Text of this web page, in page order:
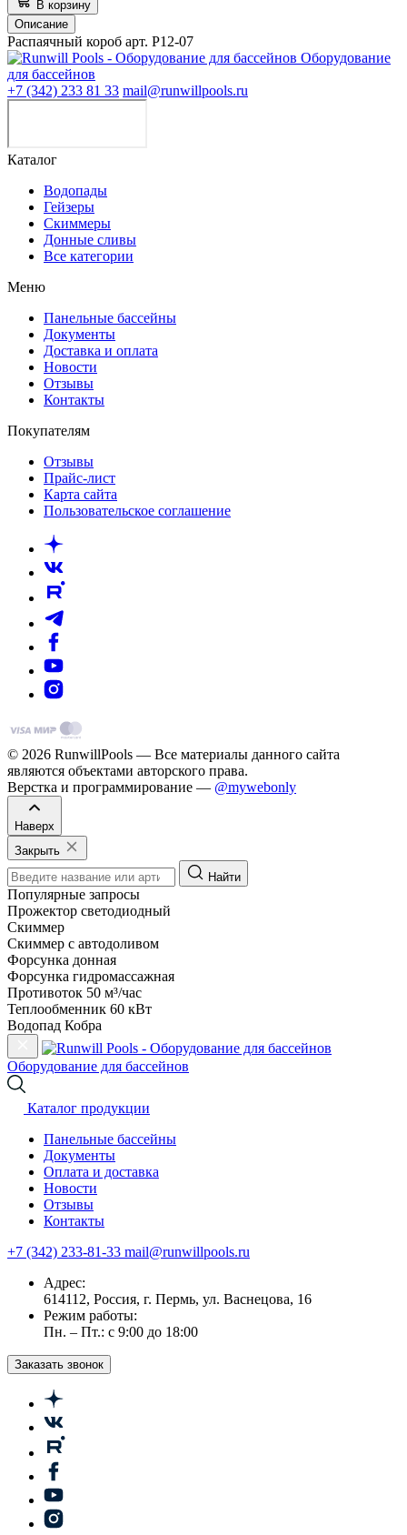
В корзину
Описание
Распаячный короб арт. Р12-07
Оборудование
для бассейнов
+7 (342) 233 81 33 mail@runwillpools.ru
Каталог
Водопады
Гейзеры
Скиммеры
Донные сливы
Все категории
Меню
Панельные бассейны
Документы
Доставка и оплата
Новости
Отзывы
Контакты
Покупателям
Отзывы
Прайс-лист
Карта сайта
Пользовательское соглашение
© 2026 RunwillPools — Все материалы данного сайта
являются объектами авторского права.
Верстка и программирование — @mywebonly
Наверх
Закрыть
Найти
Популярные запросы
Прожектор светодиодный
Скиммер
Скиммер с автодоливом
Форсунка донная
Форсунка гидромассажная
Противоток 50 м³/час
Теплообменник 60 кВт
Водопад Кобра
Оборудование для бассейнов
Каталог продукции
Панельные бассейны
Документы
Оплата и доставка
Новости
Отзывы
Контакты
+7 (342) 233-81-33 mail@runwillpools.ru
Адрес:
614112, Россия, г. Пермь, ул. Васнецова, 16
Режим работы:
Пн. – Пт.: с 9:00 до 18:00
Заказать звонок